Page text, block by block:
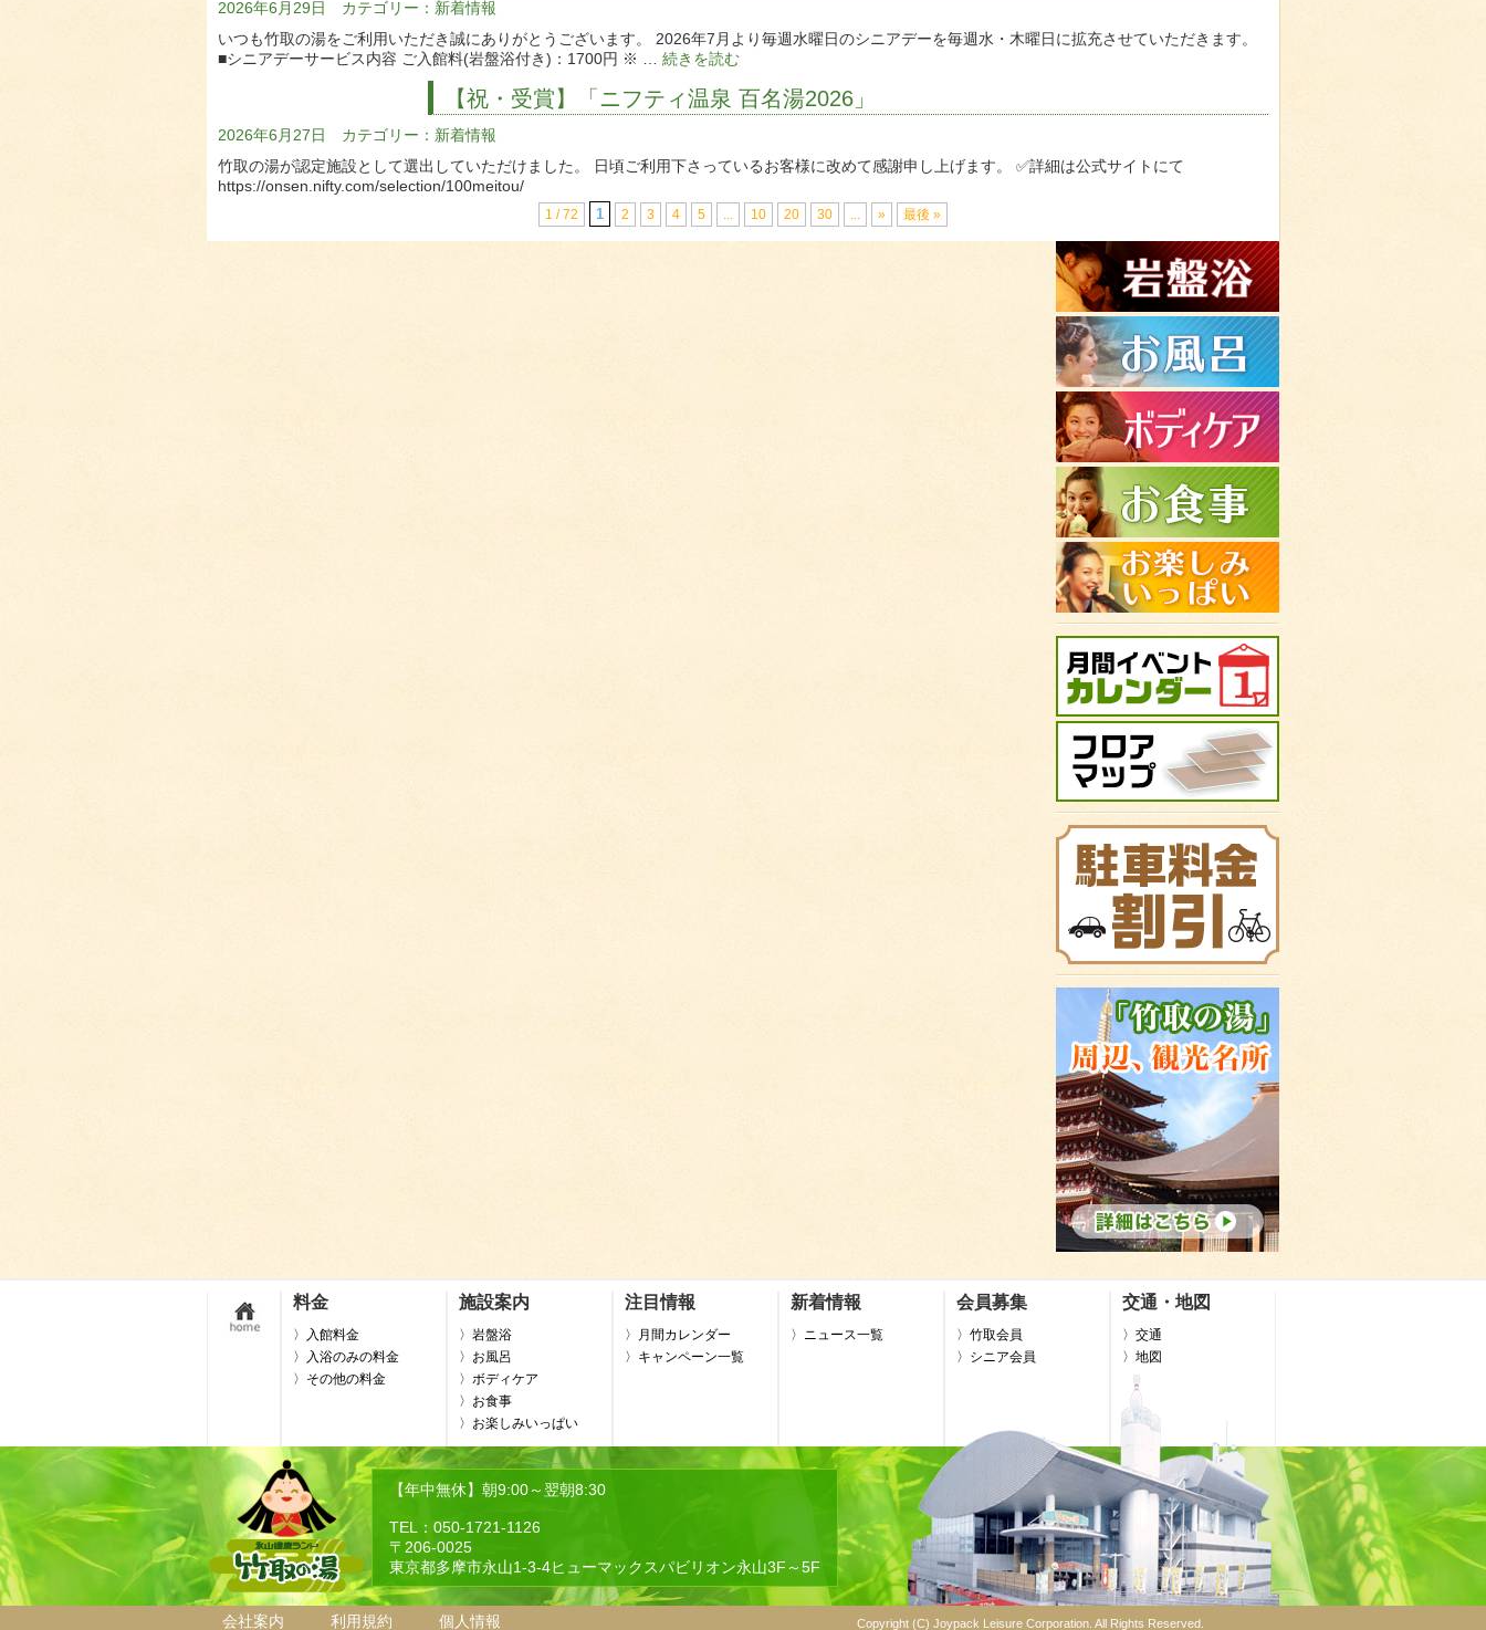
2026年6月29日 カテゴリー： 新着情報
いつも竹取の湯をご利用いただき誠にありがとうございます。 2026年7月より毎週水曜日のシニアデーを毎週水・木曜日に拡充させていただきます。
■シニアデーサービス内容 ご入館料(岩盤浴付き)：1700円 ※ … 続きを読む
【祝・受賞】「ニフティ温泉 百名湯2026」
2026年6月27日 カテゴリー： 新着情報
竹取の湯が認定施設として選出していただけました。 日頃ご利用下さっているお客様に改めて感謝申し上げます。 ✅詳細は公式サイトにて
https://onsen.nifty.com/selection/100meitou/
1 / 72 1 2 3 4 5 ... 10 20 30 ... » 最後 »
料金
〉入館料金
〉入浴のみの料金
〉その他の料金
施設案内
〉岩盤浴
〉お風呂
〉ボディケア
〉お食事
〉お楽しみいっぱい
注目情報
〉月間カレンダー
〉キャンペーン一覧
新着情報
〉ニュース一覧
会員募集
〉竹取会員
〉シニア会員
交通・地図
〉交通
〉地図
【年中無休】朝9:00～翌朝8:30
TEL：050-1721-1126
〒206-0025
東京都多摩市永山1-3-4ヒューマックスパビリオン永山3F～5F
会社案内 利用規約 個人情報 Copyright (C) Joypack Leisure Corporation. All Rights Reserved.